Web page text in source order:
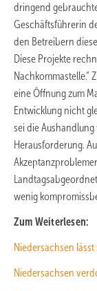
dringend
Geschäftsführerin
den Betreibern
Diese Projekte
Nachkommastelle.“
eine Öffnung zum
Entwicklung nicht
sei die Aushandlung
Herausforderung.
wenig
Zum Weiterlesen:
Niedersachsen
Niedersachsen